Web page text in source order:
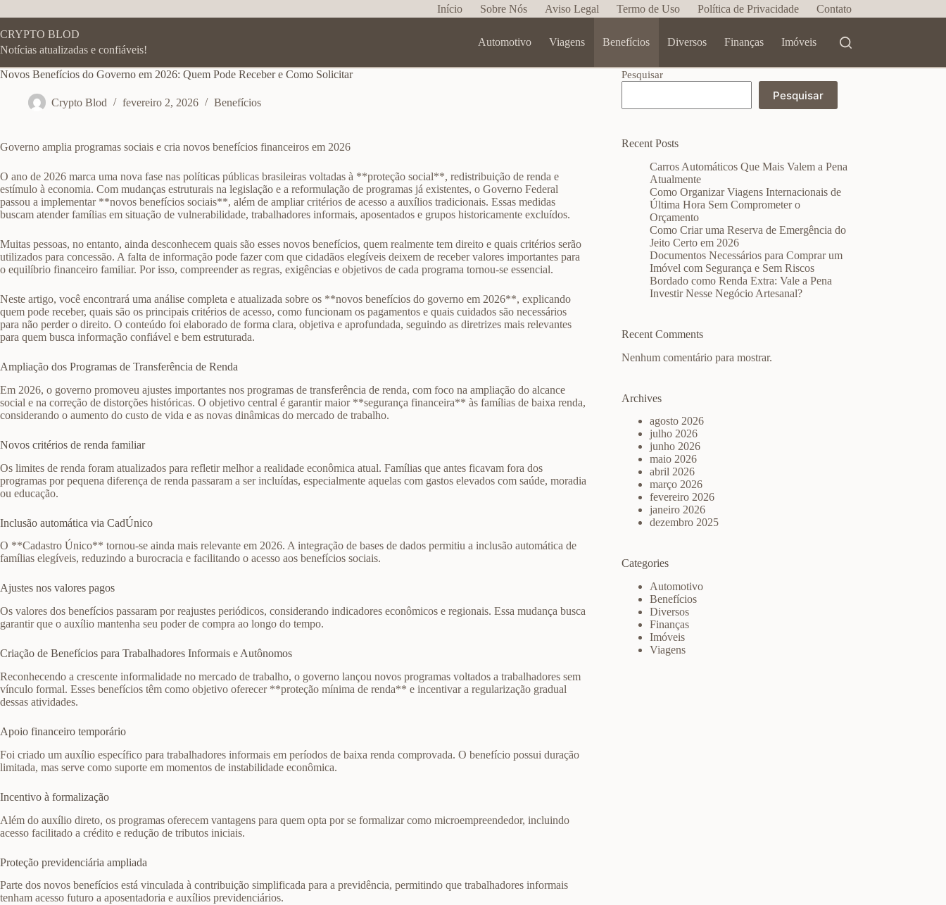
para
o
conteúdo
Início Sobre Nós Aviso Legal Termo de Uso Política de Privacidade Contato
CRYPTO BLOD
Notícias atualizadas e confiáveis!
Automotivo Viagens Benefícios Diversos Finanças Imóveis
Novos Benefícios do Governo em 2026: Quem Pode Receber e Como Solicitar
Crypto Blod fevereiro 2, 2026 Benefícios
Governo amplia programas sociais e cria novos benefícios financeiros em 2026
O ano de 2026 marca uma nova fase nas políticas públicas brasileiras voltadas à **proteção social**, redistribuição de renda e
estímulo à economia. Com mudanças estruturais na legislação e a reformulação de programas já existentes, o Governo Federal
passou a implementar **novos benefícios sociais**, além de ampliar critérios de acesso a auxílios tradicionais. Essas medidas
buscam atender famílias em situação de vulnerabilidade, trabalhadores informais, aposentados e grupos historicamente excluídos.
Muitas pessoas, no entanto, ainda desconhecem quais são esses novos benefícios, quem realmente tem direito e quais critérios serão
utilizados para concessão. A falta de informação pode fazer com que cidadãos elegíveis deixem de receber valores importantes para
o equilíbrio financeiro familiar. Por isso, compreender as regras, exigências e objetivos de cada programa tornou-se essencial.
Neste artigo, você encontrará uma análise completa e atualizada sobre os **novos benefícios do governo em 2026**, explicando
quem pode receber, quais são os principais critérios de acesso, como funcionam os pagamentos e quais cuidados são necessários
para não perder o direito. O conteúdo foi elaborado de forma clara, objetiva e aprofundada, seguindo as diretrizes mais relevantes
para quem busca informação confiável e bem estruturada.
Ampliação dos Programas de Transferência de Renda
Em 2026, o governo promoveu ajustes importantes nos programas de transferência de renda, com foco na ampliação do alcance
social e na correção de distorções históricas. O objetivo central é garantir maior **segurança financeira** às famílias de baixa renda,
considerando o aumento do custo de vida e as novas dinâmicas do mercado de trabalho.
Novos critérios de renda familiar
Os limites de renda foram atualizados para refletir melhor a realidade econômica atual. Famílias que antes ficavam fora dos
programas por pequena diferença de renda passaram a ser incluídas, especialmente aquelas com gastos elevados com saúde, moradia
ou educação.
Inclusão automática via CadÚnico
O **Cadastro Único** tornou-se ainda mais relevante em 2026. A integração de bases de dados permitiu a inclusão automática de
famílias elegíveis, reduzindo a burocracia e facilitando o acesso aos benefícios sociais.
Ajustes nos valores pagos
Os valores dos benefícios passaram por reajustes periódicos, considerando indicadores econômicos e regionais. Essa mudança busca
garantir que o auxílio mantenha seu poder de compra ao longo do tempo.
Criação de Benefícios para Trabalhadores Informais e Autônomos
Reconhecendo a crescente informalidade no mercado de trabalho, o governo lançou novos programas voltados a trabalhadores sem
vínculo formal. Esses benefícios têm como objetivo oferecer **proteção mínima de renda** e incentivar a regularização gradual
dessas atividades.
Apoio financeiro temporário
Foi criado um auxílio específico para trabalhadores informais em períodos de baixa renda comprovada. O benefício possui duração
limitada, mas serve como suporte em momentos de instabilidade econômica.
Incentivo à formalização
Além do auxílio direto, os programas oferecem vantagens para quem opta por se formalizar como microempreendedor, incluindo
acesso facilitado a crédito e redução de tributos iniciais.
Proteção previdenciária ampliada
Parte dos novos benefícios está vinculada à contribuição simplificada para a previdência, permitindo que trabalhadores informais
tenham acesso futuro a aposentadoria e auxílios previdenciários.
Pesquisar
Pesquisar
Recent Posts
Carros Automáticos Que Mais Valem a Pena
Atualmente
Como Organizar Viagens Internacionais de
Última Hora Sem Comprometer o
Orçamento
Como Criar uma Reserva de Emergência do
Jeito Certo em 2026
Documentos Necessários para Comprar um
Imóvel com Segurança e Sem Riscos
Bordado como Renda Extra: Vale a Pena
Investir Nesse Negócio Artesanal?
Recent Comments
Nenhum comentário para mostrar.
Archives
agosto 2026
julho 2026
junho 2026
maio 2026
abril 2026
março 2026
fevereiro 2026
janeiro 2026
dezembro 2025
Categories
Automotivo
Benefícios
Diversos
Finanças
Imóveis
Viagens